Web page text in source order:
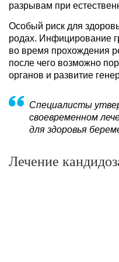
разрывам при
Особый риск для
родах. Инфицирование
во время прохождения
после чего возможно
органов и развитие
Специалисты
своевременном
для здоровья
Лечение